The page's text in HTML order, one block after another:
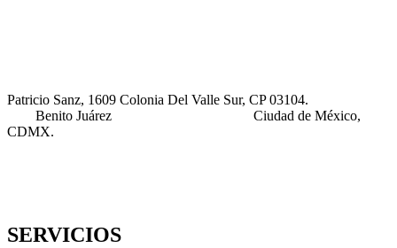
Patricio Sanz, 1609 Colonia Del Valle Sur, CP 03104.
Benito Juárez Ciudad de México,
CDMX.
SERVICIOS